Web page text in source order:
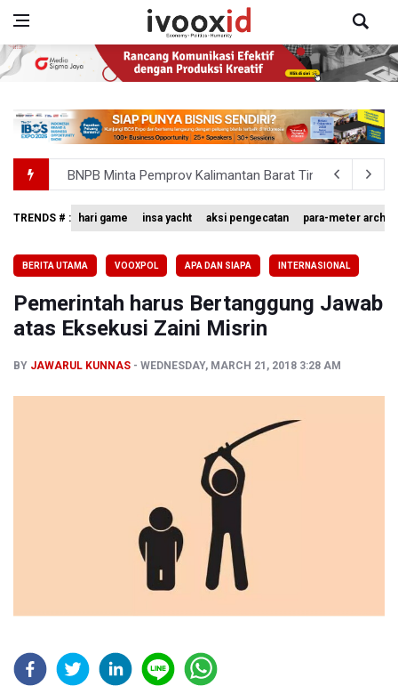
BNPB Minta Pemprov Kalimantan Barat Tinjau Kembali
Kemensos Targetkan 150 Ribu Siswa Masuk Program
Tim 9 Kejagung Periksa Febrie Adransayah sebagai
BPIP: Satu Siswa Sekolah Rakyat Jadi Calon Paskibraka
TRENDS # : hari game insa yacht aksi pengecatan para-meter
BERITA UTAMA VOOXPOL APA DAN SIAPA INTERNASIONAL
Pemerintah harus Bertanggung Jawab
atas Eksekusi Zaini Misrin
BY JAWARUL KUNNAS WEDNESDAY, MARCH 21, 2018 3:28 AM